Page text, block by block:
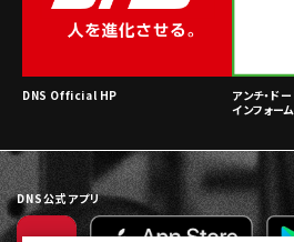
DNS Official HP
アンチ・ド
インフォー
DNS公式アプリ